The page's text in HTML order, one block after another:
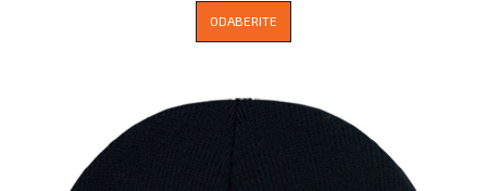
ODABERITE